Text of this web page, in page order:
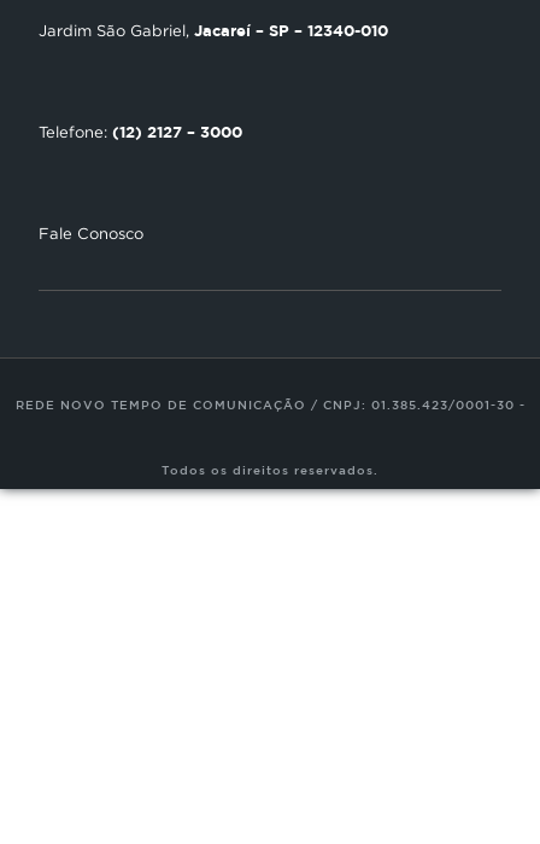
Jardim São Gabriel, Jacareí – SP – 12340-010
Telefone: (12) 2127 – 3000
Fale Conosco
REDE NOVO TEMPO DE COMUNICAÇÃO / CNPJ: 01.385.423/0001-30 -
Todos os direitos reservados.